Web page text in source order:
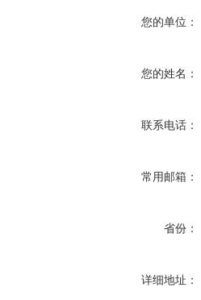
您的单位：
您的姓名：
联系电话：
常用邮箱：
省份：
详细地址：